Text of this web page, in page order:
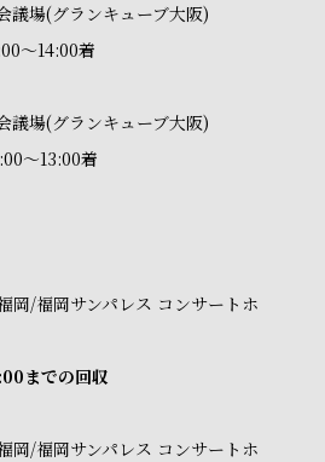
場(グランキューブ大阪)
～14:00着
場(グランキューブ大阪)
～13:00着
/福岡サンパレス コンサートホ
までの回収
/福岡サンパレス コンサートホ